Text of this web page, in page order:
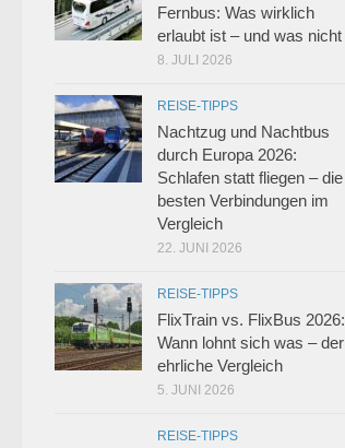
Fernbus: Was wirklich
erlaubt ist – und was nicht
8. JULI 2026
REISE-TIPPS
Nachtzug und Nachtbus
durch Europa 2026:
Schlafen statt fliegen – die
besten Verbindungen im
Vergleich
22. JUNI 2026
REISE-TIPPS
FlixTrain vs. FlixBus 2026:
Wann lohnt sich was – der
ehrliche Vergleich
5. JUNI 2026
REISE-TIPPS